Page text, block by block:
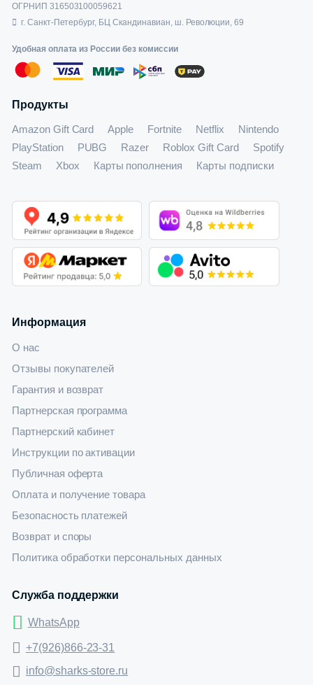
ОГРНИП 316503100059621
г. Санкт-Петербург, БЦ Скандинавиан, ш. Революции, 69
Удобная оплата из России без комиссии
Продукты
Amazon Gift Card Apple Fortnite Netflix
Nintendo
PlayStation
PUBG Razer Roblox Gift Card
Spotify
Steam
Xbox Карты пополнения Карты подписки
Информация
О нас
Отзывы покупателей
Гарантия и возврат
Партнерская программа
Партнерский кабинет
Инструкции по активации
Публичная оферта
Оплата и получение товара
Безопасность платежей
Возврат и споры
Политика обработки персональных данных
Служба поддержки
WhatsApp
+7(926)866-23-31
info@sharks-store.ru